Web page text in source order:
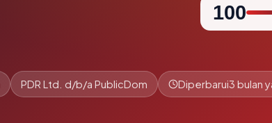
100
PDR Ltd. d/b/a PublicDom Diperbarui3 bulan